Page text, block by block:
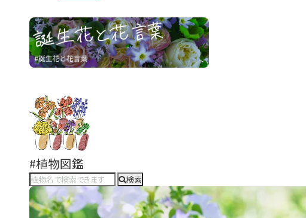
#植物図鑑
検索